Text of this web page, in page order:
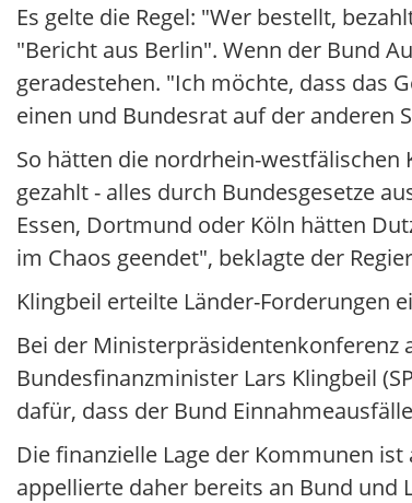
Es gelte die Regel: "Wer bestellt,
"Bericht aus Berlin". Wenn der Bund
geradestehen. "Ich möchte, dass das
einen und Bundesrat auf der anderen
So hätten die nordrhein-westfälischen
gezahlt - alles durch Bundesgesetze
Essen, Dortmund oder Köln hätten
im Chaos geendet", beklagte der
Klingbeil erteilte Länder-Forderungen
Bei der Ministerpräsidentenkonferenz
Bundesfinanzminister Lars Klingbeil
dafür, dass der Bund
Die finanzielle Lage der Kommunen
appellierte daher bereits an Bund